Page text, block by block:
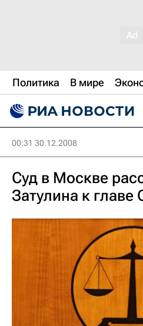
Политика В мире
00:31 30.12.2008
Суд в Москве
Затулина к